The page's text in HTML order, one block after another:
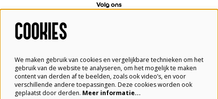
Volg ons
Aanmelden
COOKIES
We maken gebruik van cookies en vergelijkbare technieken om het
gebruik van de website te analyseren, om het mogelijk te maken
content van derden af te beelden, zoals ook video’s, en voor
verschillende andere toepassingen. Deze cookies worden ook
geplaatst door derden. Meer informatie…